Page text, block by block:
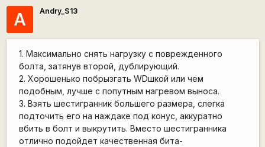
A Andry_S13
1. Максимально снять нагрузку с поврежденного
болта, затянув второй, дублирующий.
2. Хорошенько побрызгать WDшкой или чем
подобным, лучше с попутным нагревом выноса.
3. Взять шестигранник большего размера, слегка
подточить его на наждаке под конус, аккуратно
вбить в болт и выкрутить. Вместо шестигранника
отлично подойдет качественная бита-